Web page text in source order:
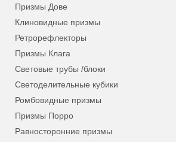
Призмы Дове
Клиновидные призмы
Ретрорефлекторы
Призмы Клага
Световые трубы /блоки
Светоделительные кубики
Ромбовидные призмы
Призмы Порро
Равносторонние призмы